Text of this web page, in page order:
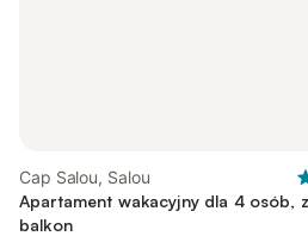
Cap Salou, Salou
Apartament wakacyjny dla 4 osób, z
balkon